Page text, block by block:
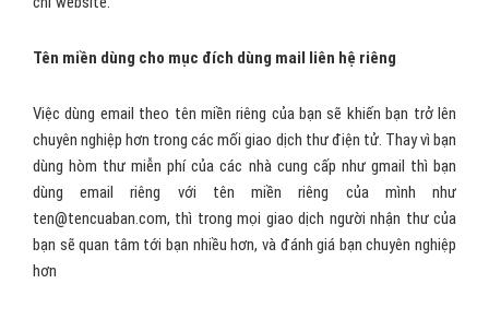
Hiện nay có rất nhiều bạn bán quần áo, hay đồ ăn... đã sử dụng
facebook , thậm chí lập fanpage riêng, hay google+ hay blogspot